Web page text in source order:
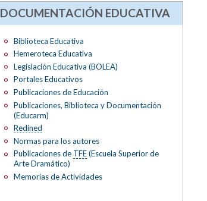
DOCUMENTACIÓN EDUCATIVA
Biblioteca Educativa
Hemeroteca Educativa
Legislación Educativa (BOLEA)
Portales Educativos
Publicaciones de Educación
Publicaciones, Biblioteca y Documentación
(Educarm)
Redined
Normas para los autores
Publicaciones de TFE(Escuela Superior de
Arte Dramático)
Memorias de Actividades